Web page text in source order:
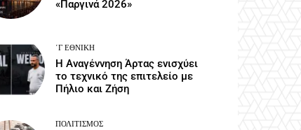
«Παργινά 2026»
΄Γ ΕΘΝΙΚΉ
Η Αναγέννηση Άρτας ενισχύει
το τεχνικό της επιτελείο με
Πήλιο και Ζήση
ΠΟΛΙΤΙΣΜΌΣ